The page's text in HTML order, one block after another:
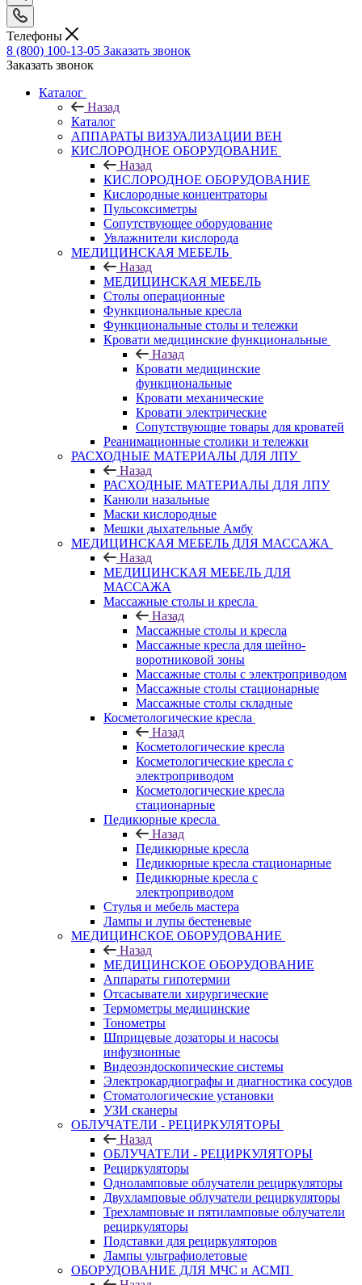
Телефоны
8 (800) 100-13-05 Заказать звонок
Заказать звонок
Каталог
Назад
Каталог
АППАРАТЫ ВИЗУАЛИЗАЦИИ ВЕН
КИСЛОРОДНОЕ ОБОРУДОВАНИЕ
Назад
КИСЛОРОДНОЕ ОБОРУДОВАНИЕ
Кислородные концентраторы
Пульсоксиметры
Сопутствующее оборудование
Увлажнители кислорода
МЕДИЦИНСКАЯ МЕБЕЛЬ
Назад
МЕДИЦИНСКАЯ МЕБЕЛЬ
Столы операционные
Функциональные кресла
Функциональные столы и тележки
Кровати медицинские функциональные
Назад
Кровати медицинские
функциональные
Кровати механические
Кровати электрические
Сопутствующие товары для кроватей
Реанимационные столики и тележки
РАСХОДНЫЕ МАТЕРИАЛЫ ДЛЯ ЛПУ
Назад
РАСХОДНЫЕ МАТЕРИАЛЫ ДЛЯ ЛПУ
Канюли назальные
Маски кислородные
Мешки дыхательные Амбу
МЕДИЦИНСКАЯ МЕБЕЛЬ ДЛЯ МАССАЖА
Назад
МЕДИЦИНСКАЯ МЕБЕЛЬ ДЛЯ
МАССАЖА
Массажные столы и кресла
Назад
Массажные столы и кресла
Массажные кресла для шейно-
воротниковой зоны
Массажные столы с электроприводом
Массажные столы стационарные
Массажные столы складные
Косметологические кресла
Назад
Косметологические кресла
Косметологические кресла с
электроприводом
Косметологические кресла
стационарные
Педикюрные кресла
Назад
Педикюрные кресла
Педикюрные кресла стационарные
Педикюрные кресла с
электроприводом
Стулья и мебель мастера
Лампы и лупы бестеневые
МЕДИЦИНСКОЕ ОБОРУДОВАНИЕ
Назад
МЕДИЦИНСКОЕ ОБОРУДОВАНИЕ
Аппараты гипотермии
Отсасыватели хирургические
Термометры медицинские
Тонометры
Шприцевые дозаторы и насосы
инфузионные
Видеоэндоскопические системы
Электрокардиографы и диагностика сосудов
Стоматологические установки
УЗИ сканеры
ОБЛУЧАТЕЛИ - РЕЦИРКУЛЯТОРЫ
Назад
ОБЛУЧАТЕЛИ - РЕЦИРКУЛЯТОРЫ
Рециркуляторы
Одноламповые облучатели рециркуляторы
Двухламповые облучатели рециркуляторы
Трехламповые и пятиламповые облучатели
рециркуляторы
Подставки для рециркуляторов
Лампы ультрафиолетовые
ОБОРУДОВАНИЕ ДЛЯ МЧС и АСМП